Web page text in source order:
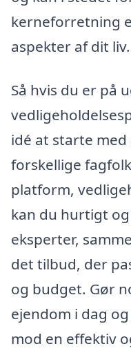
kerneforretning
aspekter af dit liv.
Så hvis du er på
idé at starte
forskellige
platform,
kan du hurtigt
eksperter,
det tilbud, der
og budget. Gør
ejendom i dag
mod en effektiv